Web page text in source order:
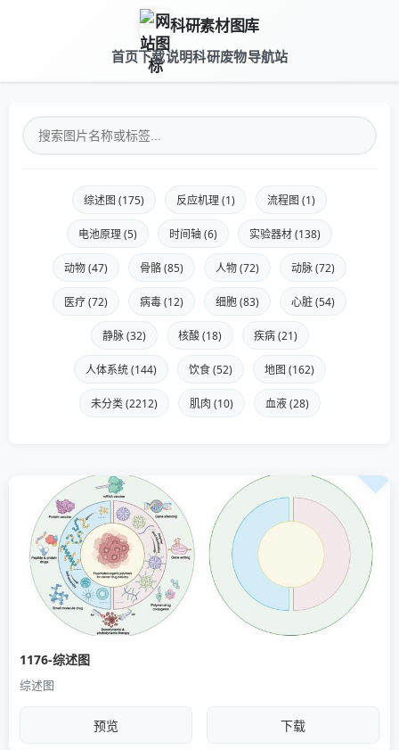
科研素材图库
首页下载说明科研废物导航站
综述图 (175) 反应机理 (1) 流程图 (1)
电池原理 (5) 时间轴 (6) 实验器材 (138)
动物 (47) 骨骼 (85) 人物 (72) 动脉 (72)
医疗 (72) 病毒 (12) 细胞 (83) 心脏 (54)
静脉 (32) 核酸 (18) 疾病 (21)
人体系统 (144) 饮食 (52) 地图 (162)
未分类 (2212) 肌肉 (10) 血液 (28)
1176-综述图
综述图
预览 下载